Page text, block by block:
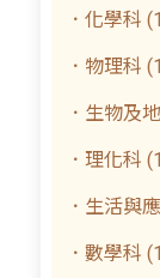
．化學科
．物理科
．生物及
．理化科
．生活與
．數學科